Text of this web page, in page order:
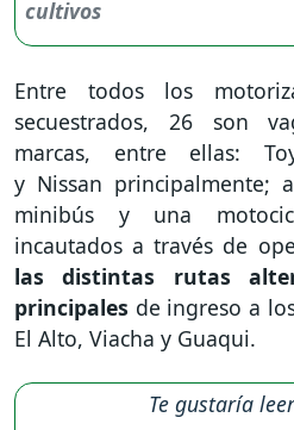
Entre todos los
secuestrados, 26 son
marcas, entre ellas:
y Nissan principalmente;
minibús y una
incautados a través de
las distintas rutas
principales de ingreso a
El Alto, Viacha y Guaqui.
Te gustaría